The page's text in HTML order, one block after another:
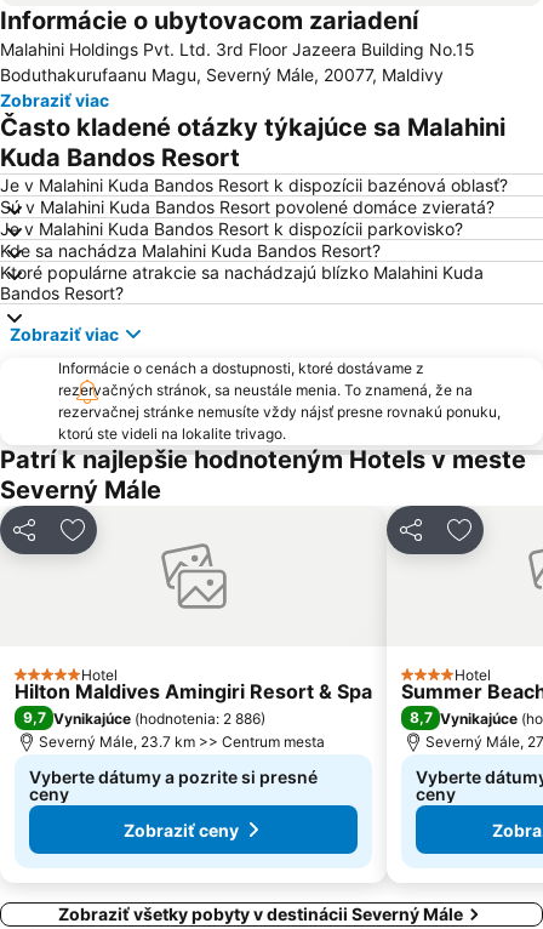
Informácie o ubytovacom zariadení
Malahini Holdings Pvt. Ltd. 3rd Floor Jazeera Building No.15
Boduthakurufaanu Magu, Severný Mále, 20077, Maldivy
Zobraziť viac
Často kladené otázky týkajúce sa Malahini
Kuda Bandos Resort
Je v Malahini Kuda Bandos Resort k dispozícii bazénová oblasť?
Sú v Malahini Kuda Bandos Resort povolené domáce zvieratá?
Je v Malahini Kuda Bandos Resort k dispozícii parkovisko?
Kde sa nachádza Malahini Kuda Bandos Resort?
Ktoré populárne atrakcie sa nachádzajú blízko Malahini Kuda
Bandos Resort?
Zobraziť viac
Informácie o cenách a dostupnosti, ktoré dostávame z
rezervačných stránok, sa neustále menia. To znamená, že na
rezervačnej stránke nemusíte vždy nájsť presne rovnakú ponuku,
ktorú ste videli na lokalite trivago.
Patrí k najlepšie hodnoteným Hotels v meste
Severný Mále
ZdieľaťPridať do obľúbených
5 Počet hviezdičiek
Hotel
Hilton Maldives Amingiri Resort & Spa
9,7 Vynikajúce (hodnotenia: 2 886)
Severný Mále, 23.7 km >> Centrum mesta
Vyberte dátumy a pozrite si presné
ceny
Zobraziť ceny
ZdieľaťPridať
4 PočetHotel
Summer
8,7 Vynikajúce (
Severný Mále,
Vyberte
ceny
Zobraziť všetky pobyty v destinácii Severný Mále